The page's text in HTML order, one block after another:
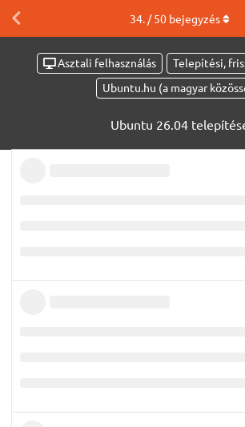
Asztali felhasználás
Telepítési,
Ubuntu.hu (a magyar
Ubuntu 26.04
34. /50bejegyzés